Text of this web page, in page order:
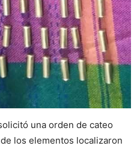
una orden de cateo
los elementos localizaron